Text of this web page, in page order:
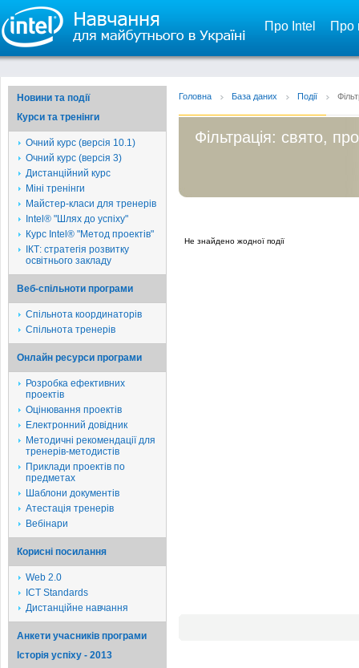
Про Intel Про
Новини та події
Курси та тренінги
Очний курс (версія 10.1)
Очний курс (версія 3)
Дистанційний курс
Міні тренінги
Майстер-класи для тренерів
Intel® "Шлях до успіху"
Курс Intel® "Метод проектів"
ІКТ: стратегія розвитку
освітнього закладу
Веб-спільноти програми
Спільнота координаторів
Спільнота тренерів
Онлайн ресурси програми
Розробка ефективних
проектів
Оцінювання проектів
Електронний довідник
Методичні рекомендації для
тренерів-методистів
Приклади проектів по
предметах
Шаблони документів
Атестація тренерів
Вебінари
Корисні посилання
Web 2.0
ICT Standards
Дистанційне навчання
Анкети учасників програми
Історія успіху - 2013
Головна База даних Події
Фільтрація: свято,
Не знайдено жодної події